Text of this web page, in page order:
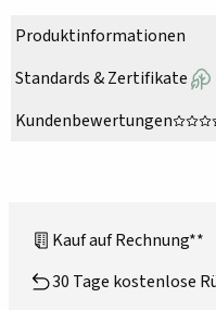
Produktinformationen
Standards & Zertifikate
Kundenbewertungen
Kauf auf Rechnung**
30 Tage kostenlose